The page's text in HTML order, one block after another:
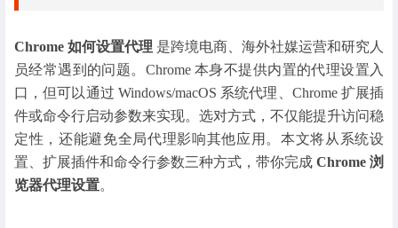
Chrome 如何设置代理 是跨境电商、海外社媒运营和研究人
员经常遇到的问题。Chrome 本身不提供内置的代理设置入
口，但可以通过 Windows/macOS 系统代理、Chrome 扩展插
件或命令行启动参数来实现。选对方式，不仅能提升访问稳
定性，还能避免全局代理影响其他应用。本文将从系统设
置、扩展插件和命令行参数三种方式，带你完成 Chrome 浏
览器代理设置。